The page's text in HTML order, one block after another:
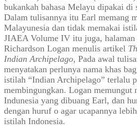
bukankah bahasa Melayu dipakai di
Dalam tulisannya itu Earl memang
Malayunesia dan tidak memakai
JIAEA Volume IV itu juga, halaman
Richardson Logan menulis artikel
Indian Archipelago, Pada awal
menyatakan perlunya nama khas
istilah “Indian Archipelago” terlalu
membingungkan. Logan memungut
Indunesia yang dibuang Earl, dan
dengan huruf o agar ucapannya
istilah Indonesia.